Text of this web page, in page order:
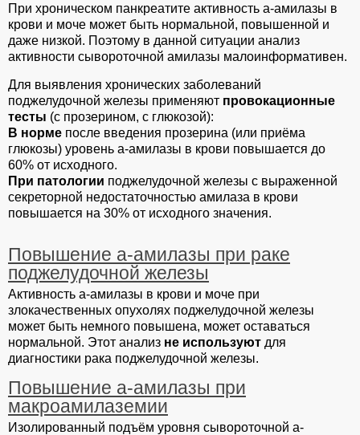
При хроническом панкреатите активность а-амилазы в
крови и моче может быть нормальной, повышенной и
даже низкой. Поэтому в данной ситуации анализ
активности сывороточной амилазы малоинформативен.
Для выявления хронических заболеваний
поджелудочной железы применяют провокационные
тесты (с прозерином, с глюкозой):
В норме после введения прозерина (или приёма
глюкозы) уровень а-амилазы в крови повышается до
60% от исходного.
При патологии поджелудочной железы с выраженной
секреторной недостаточностью амилаза в крови
повышается на 30% от исходного значения.
Повышение а-амилазы при раке
поджелудочной железы
Активность а-амилазы в крови и моче при
злокачественных опухолях поджелудочной железы
может быть немного повышена, может оставаться
нормальной. Этот анализ не используют для
диагностики рака поджелудочной железы.
Повышение а-амилазы при
макроамилаземии
Изолированный подъём уровня сывороточной а-